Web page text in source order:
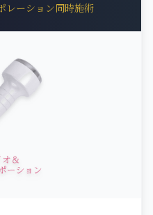
レーション同時施術